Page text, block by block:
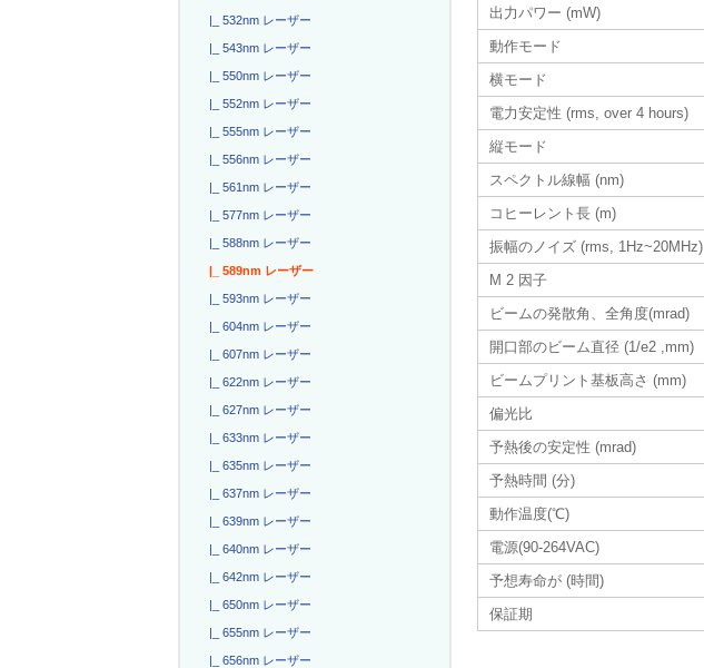
|_ 532nm レーザー
|_ 543nm レーザー
|_ 550nm レーザー
|_ 552nm レーザー
|_ 555nm レーザー
|_ 556nm レーザー
|_ 561nm レーザー
|_ 577nm レーザー
|_ 588nm レーザー
|_ 589nm レーザー
|_ 593nm レーザー
|_ 604nm レーザー
|_ 607nm レーザー
|_ 622nm レーザー
|_ 627nm レーザー
|_ 633nm レーザー
|_ 635nm レーザー
|_ 637nm レーザー
|_ 639nm レーザー
|_ 640nm レーザー
|_ 642nm レーザー
|_ 650nm レーザー
|_ 655nm レーザー
|_ 656nm レーザー
出力パワー (mW)
動作モード
横モード
電力安定性 (rms, over 4 hours)
縦モード
スペクトル線幅 (nm)
コヒーレント長 (m)
振幅のノイズ (rms, 1Hz~20MHz)
M 2 因子
ビームの発散角、全角度(mrad)
開口部のビーム直径 (1/e2 ,mm)
ビームプリント基板高さ (mm)
偏光比
予熱後の安定性 (mrad)
予熱時間 (分)
動作温度(℃)
電源(90-264VAC)
予想寿命が (時間)
保証期